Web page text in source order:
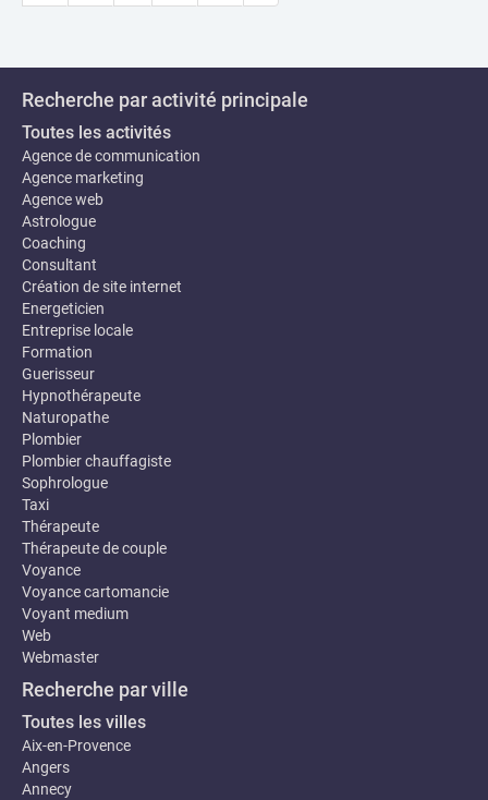
Recherche par activité principale
Toutes les activités
Agence de communication
Agence marketing
Agence web
Astrologue
Coaching
Consultant
Création de site internet
Energeticien
Entreprise locale
Formation
Guerisseur
Hypnothérapeute
Naturopathe
Plombier
Plombier chauffagiste
Sophrologue
Taxi
Thérapeute
Thérapeute de couple
Voyance
Voyance cartomancie
Voyant medium
Web
Webmaster
Recherche par ville
Toutes les villes
Aix-en-Provence
Angers
Annecy